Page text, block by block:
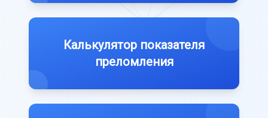
Калькулятор показателя
преломления